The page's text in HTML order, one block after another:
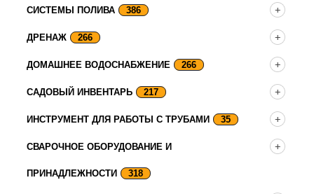
СИСТЕМЫ ПОЛИВА 386
ДРЕНАЖ 266
ДОМАШНЕЕ ВОДОСНАБЖЕНИЕ 266
САДОВЫЙ ИНВЕНТАРЬ 217
ИНСТРУМЕНТ ДЛЯ РАБОТЫ С ТРУБАМИ 35
СВАРОЧНОЕ ОБОРУДОВАНИЕ И
ПРИНАДЛЕЖНОСТИ 318